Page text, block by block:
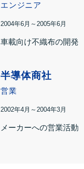
エンジニア
2004年6月～2005年6月
車載向け不織布の開発
半導体商社
営業
2002年4月～2004年3月
メーカーへの営業活動